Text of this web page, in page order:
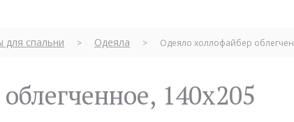
для спальни > Одеяла > Одеяло холлофайбер
140x205